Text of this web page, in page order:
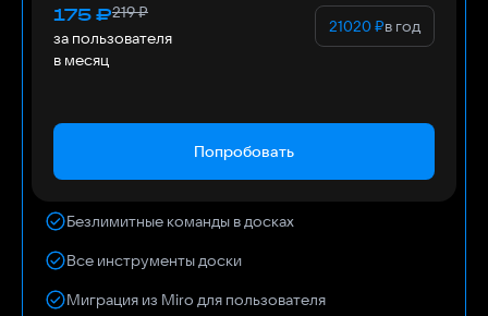
175 ₽219₽
за пользователя
в месяц
21020₽в год
Попробовать
Безлимитные команды в досках
Все инструменты доски
Миграция из Miro для пользователя